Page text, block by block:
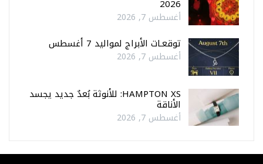
2026
أغسطس 7, 2026
توقعـات الأبراج لمواليد 7 أغسطس
أغسطس 7, 2026
HAMPTON XS: للأنوثة بُعدٌ جديد يجسد
الأناقة
أغسطس 7, 2026